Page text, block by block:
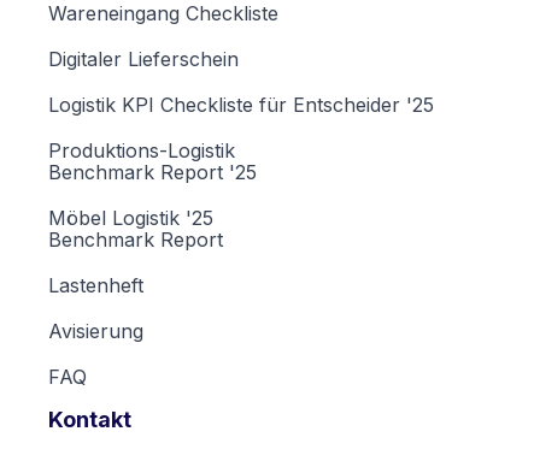
Wareneingang Checkliste
Digitaler Lieferschein
Logistik KPI Checkliste für Entscheider '25
Produktions-Logistik
Benchmark Report '25
Möbel Logistik '25
Benchmark Report
Lastenheft
Avisierung
FAQ
Kontakt